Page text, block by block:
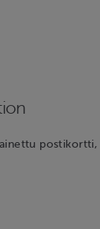
postikortti,